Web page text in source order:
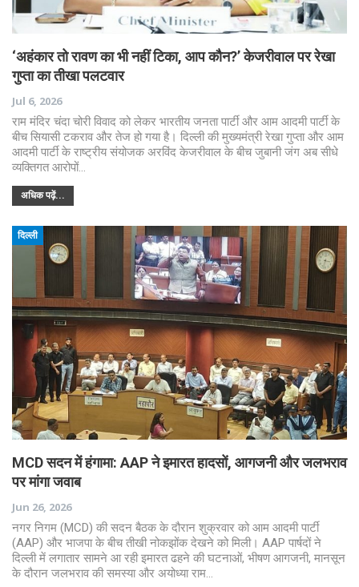
‘अहंकार तो रावण का भी नहीं टिका, आप कौन?’ केजरीवाल पर रेखा
गुप्ता का तीखा पलटवार
Jul 6, 2026
राम मंदिर चंदा चोरी विवाद को लेकर भारतीय जनता पार्टी और आम आदमी पार्टी के
बीच सियासी टकराव और तेज हो गया है। दिल्ली की मुख्यमंत्री रेखा गुप्ता और आम
आदमी पार्टी के राष्ट्रीय संयोजक अरविंद केजरीवाल के बीच जुबानी जंग अब सीधे
व्यक्तिगत आरोपों…
अधिक पढ़ें...
दिल्ली
MCD सदन में हंगामा: AAP ने इमारत हादसों, आगजनी और जलभराव
पर मांगा जवाब
Jun 26, 2026
नगर निगम (MCD) की सदन बैठक के दौरान शुक्रवार को आम आदमी पार्टी
(AAP) और भाजपा के बीच तीखी नोकझोंक देखने को मिली। AAP पार्षदों ने
दिल्ली में लगातार सामने आ रही इमारत ढहने की घटनाओं, भीषण आगजनी, मानसून
के दौरान जलभराव की समस्या और अयोध्या राम…